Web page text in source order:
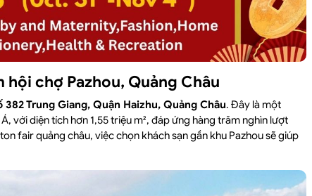
chợ Pazhou, Quảng Châu
Trung Giang, Quận Haizhu, Quảng Châu. Đây là một
với diện tích hơn 1,55 triệu m², đáp ứng hàng trăm nghìn lượt
fair quảng châu, việc chọn khách sạn gần khu Pazhou sẽ giúp